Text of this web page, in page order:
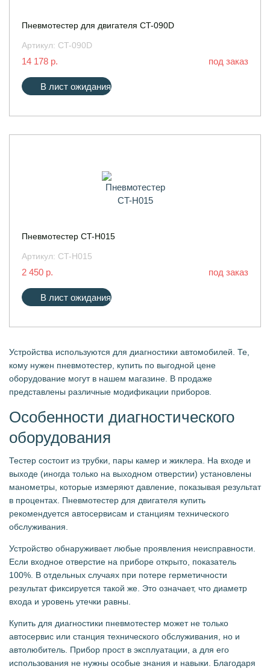
Пневмотестер для двигателя CT-090D
Артикул: CT-090D
14 178 р. под заказ
В лист ожидания
Пневмотестер CT-H015
Артикул: CT-H015
2 450 р. под заказ
В лист ожидания
Устройства используются для диагностики автомобилей. Те,
кому нужен пневмотестер, купить по выгодной цене
оборудование могут в нашем магазине. В продаже
представлены различные модификации приборов.
Особенности диагностического
оборудования
Тестер состоит из трубки, пары камер и жиклера. На входе и
выходе (иногда только на выходном отверстии) установлены
манометры, которые измеряют давление, показывая результат
в процентах. Пневмотестер для двигателя купить
рекомендуется автосервисам и станциям технического
обслуживания.
Устройство обнаруживает любые проявления неисправности.
Если входное отверстие на приборе открыто, показатель
100%. В отдельных случаях при потере герметичности
результат фиксируется такой же. Это означает, что диаметр
входа и уровень утечки равны.
Купить для диагностики пневмотестер может не только
автосервис или станция технического обслуживания, но и
автолюбитель. Прибор прост в эксплуатации, а для его
использования не нужны особые знания и навыки. Благодаря